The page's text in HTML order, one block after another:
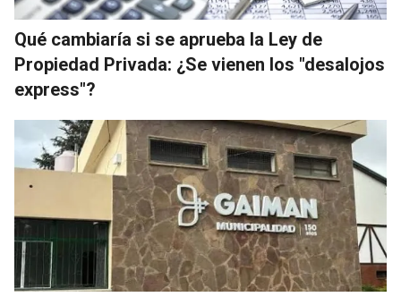
Qué cambiaría si se aprueba la Ley de
Propiedad Privada: ¿Se vienen los "desalojos
express"?